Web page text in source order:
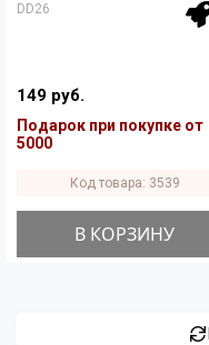
DD26
149 руб.
Подарок при покупке от
5000
Код товара: 3539
В КОРЗИНУ